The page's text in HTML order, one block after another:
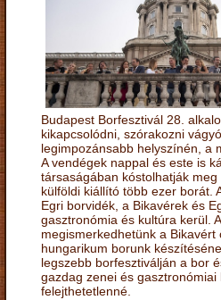
Budapest Borfesztivál 28.
kikapcsolódni, szórakozni
legimpozánsabb helyszínén, a
A vendégek nappal és este is
társaságában kóstolhatják
külföldi kiállító több ezer borát.
Egri borvidék, a Bikavérek és
gasztronómia és kultúra kerül.
megismerkedhetünk a Bikavért
hungarikum borunk
legszebb borfesztiválján a bor
gazdag zenei és
felejthetetlenné.